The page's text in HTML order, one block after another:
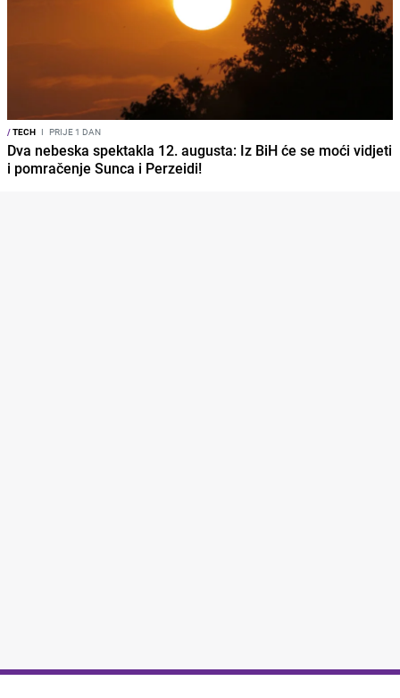
/TECH I PRIJE 1 DAN
Dva nebeska spektakla 12. augusta: Iz BiH će se moći vidjeti
i pomračenje Sunca i Perzeidi!